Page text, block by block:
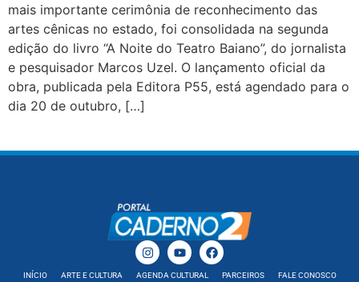
mais importante cerimônia de reconhecimento das
artes cênicas no estado, foi consolidada na segunda
edição do livro “A Noite do Teatro Baiano”, do jornalista
e pesquisador Marcos Uzel. O lançamento oficial da
obra, publicada pela Editora P55, está agendado para o
dia 20 de outubro, […]
INÍCIO ARTE E CULTURA AGENDA CULTURAL PARCEIROS FALE CONOSCO